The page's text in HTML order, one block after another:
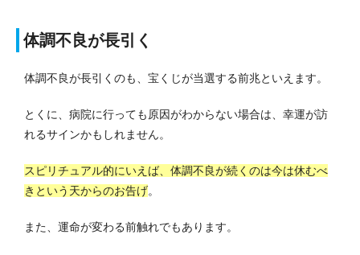
体調不良が長引く
体調不良が長引くのも、宝くじが当選する前兆といえます。
とくに、病院に行っても原因がわからない場合は、幸運が訪
れるサインかもしれません。
スピリチュアル的にいえば、体調不良が続くのは今は休むべ
きという天からのお告げ。
また、運命が変わる前触れでもあります。